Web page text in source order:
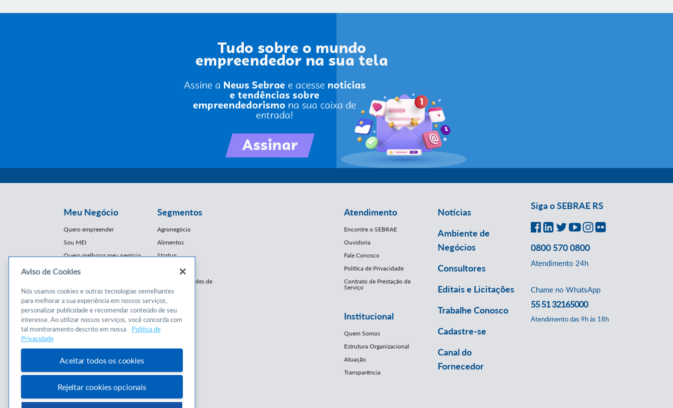
Meu Negócio
Quero empreender
Sou MEI
Quero melhorar meu negócio
Conteúdos
Cursos
Consultorias
Segmentos
Agronegócio
Alimentos
Startup
E-Commerce
Franquias / Redes de
Cooperação
Moda
Moveleiro
Saúde
Mercopar
Atendimento
Encontre o SEBRAE
Ouvidoria
Fale Conosco
Política de Privacidade
Contrato de Prestação de
Serviço
Institucional
Quem Somos
Estrutura Organizacional
Atuação
Transparência
Notícias
Ambiente de
Negócios
Consultores
Editais e Licitações
Trabalhe Conosco
Cadastre-se
Canal do
Fornecedor
Siga o SEBRAE RS
0800 570 0800
Atendimento 24h
Chame no WhatsApp
55 51 32165000
Atendimento das 9h às 18h
Aviso de Cookies
Nós usamos cookies e outras tecnologias semelhantes
para melhorar a sua experiência em nossos serviços,
personalizar publicidade e recomendar conteúdo de seu
interesse. Ao utilizar nossos serviços, você concorda com
tal monitoramento descrito em nossa
Política de
Privacidade
Aceitar todos os cookies
Rejeitar cookies opcionais